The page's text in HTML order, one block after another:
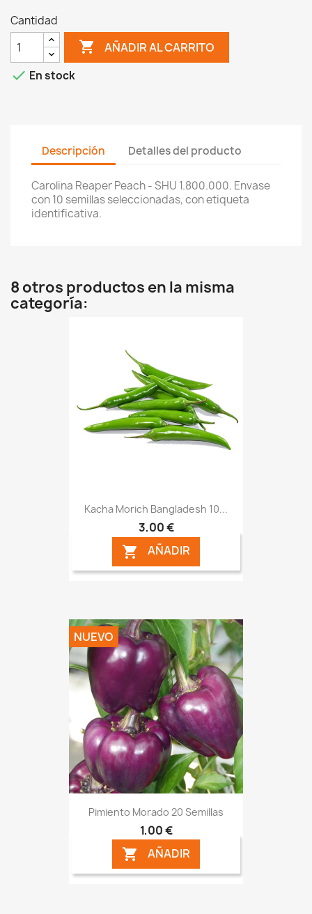
Cantidad
 AÑADIR AL CARRITO
 En stock
Descripción Detalles del producto
Carolina Reaper Peach - SHU 1.800.000. Envase
con 10 semillas seleccionadas, con etiqueta
identificativa.
8 otros productos en la misma
categoría:
Kacha Morich Bangladesh 10...
3,00 €
 AÑADIR
Pimiento Morado 20 Semillas
1,00 €
 AÑADIR
NUEVO